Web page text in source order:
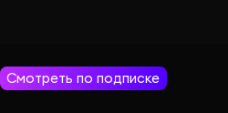
Смотреть по подписке